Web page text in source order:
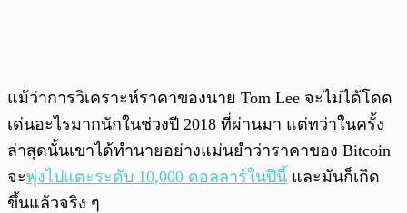
แม้ว่าการวิเคราะห์ราคาของนาย Tom Lee จะไม่ได้โดด
เด่นอะไรมากนักในช่วงปี 2018 ที่ผ่านมา แต่ทว่าในครั้ง
ล่าสุดนั้นเขาได้ทำนายอย่างแม่นยำว่าราคาของ Bitcoin
จะพุ่งไปแตะระดับ 10,000 ดอลลาร์ในปีนี้ และมันก็เกิด
ขึ้นแล้วจริง ๆ